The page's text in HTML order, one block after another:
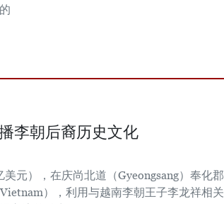
李朝后裔历史文化
元），在庆尚北道（Gyeongsang）奉化郡
），利用与越南李朝王子李龙祥相关